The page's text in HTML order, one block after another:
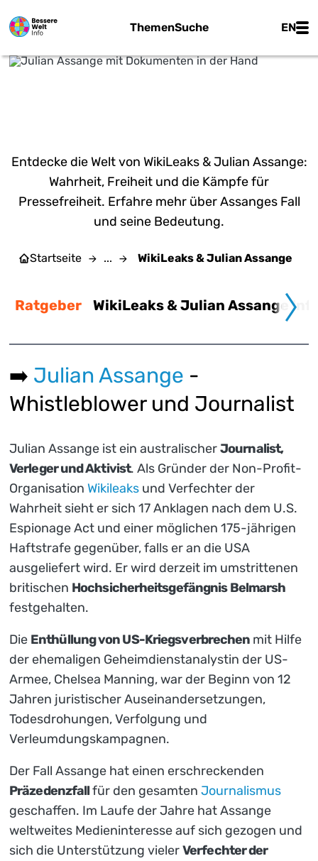
ThemenSuche EN
Flickr
Entdecke die Welt von WikiLeaks & Julian Assange:
Wahrheit, Freiheit und die Kämpfe für
Pressefreiheit. Erfahre mehr über Assanges Fall
und seine Bedeutung.
Startseite ... WikiLeaks & Julian Assange
Ratgeber WikiLeaks & Julian Assange
➡️ Julian Assange -
Whistleblower und Journalist
Julian Assange ist ein australischerJournalist,
Verleger und Aktivist. Als Gründer der Non-Profit-
Organisation Wikileaks und Verfechter der
Wahrheit sieht er sich 17 Anklagen nach dem U.S.
Espionage Act und einer möglichen 175-jährigen
Haftstrafe gegenüber, falls er an die USA
ausgeliefert wird. Er wird derzeit im umstrittenen
britischen Hochsicherheitsgefängnis Belmarsh
festgehalten.
Die Enthüllung von US-Kriegsverbrechen mit Hilfe
der ehemaligen Geheimdienstanalystin der US-
Armee, Chelsea Manning, war der Beginn von 12
Jahren juristischer Auseinandersetzungen,
Todesdrohungen, Verfolgung und
Verleumdungskampagnen.
Der Fall Assange hat einen erschreckenden
Präzedenzfallfür den gesamtenJournalismus
geschaffen. Im Laufe der Jahre hat Assange
weltweites Medieninteresse auf sich gezogen und
sich die Unterstützung vielerVerfechter der